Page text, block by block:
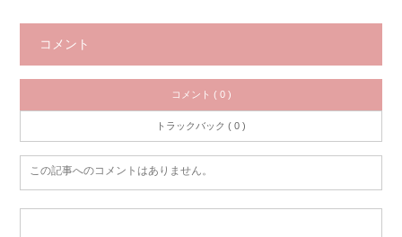
コメント
コメント ( 0 )
トラックバック ( 0 )
この記事へのコメントはありません。